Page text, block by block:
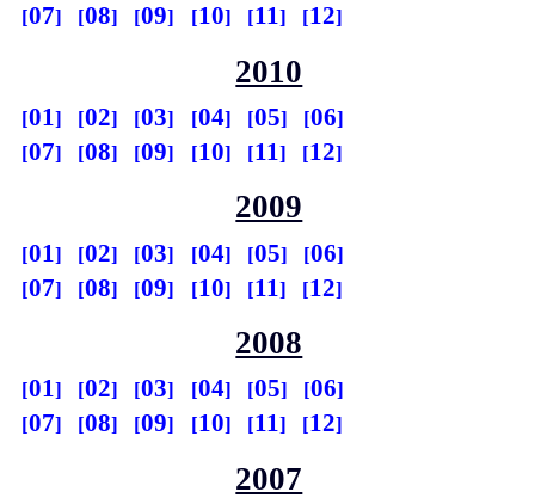
07
08 09 10 11 12
2010
01 02 03 04 05
06
07
08 09 10 11 12
2009
01 02 03 04 05
06
07
08 09 10 11 12
2008
01 02 03 04 05
06
07
08 09 10 11 12
2007